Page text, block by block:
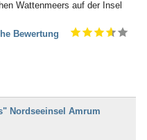
Wattenmeers auf der Insel
Bewertung
Nordseeinsel Amrum